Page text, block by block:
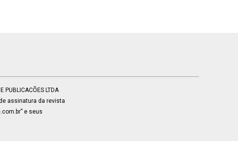
LTDA
assinatura da revista
e seus